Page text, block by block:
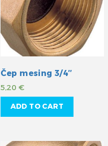
Čep mesing 3/4″
5,20 €
ADD TO CART